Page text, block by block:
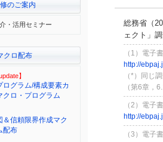
のご案内
・活用セミナー
クロ配布
】
ログラム/構成要素カ
クロ・プログラム
＆信頼限界作成マク
配布
総務省（
ェクト」
（1）電子
http://
（*）同じ
（第6章，
（2）電子
http://
（3）電子